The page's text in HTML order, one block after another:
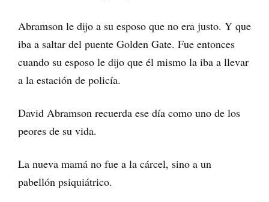
Abramson le dijo a su esposo que no era justo. Y que
iba a saltar del puente Golden Gate. Fue entonces
cuando su esposo le dijo que él mismo la iba a llevar
a la estación de policía.
David Abramson recuerda ese día como uno de los
peores de su vida.
La nueva mamá no fue a la cárcel, sino a un
pabellón psiquiátrico.